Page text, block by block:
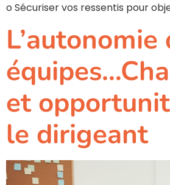
o Sécuriser vos ressentis pour
L’autonomie
et
le dirigeant